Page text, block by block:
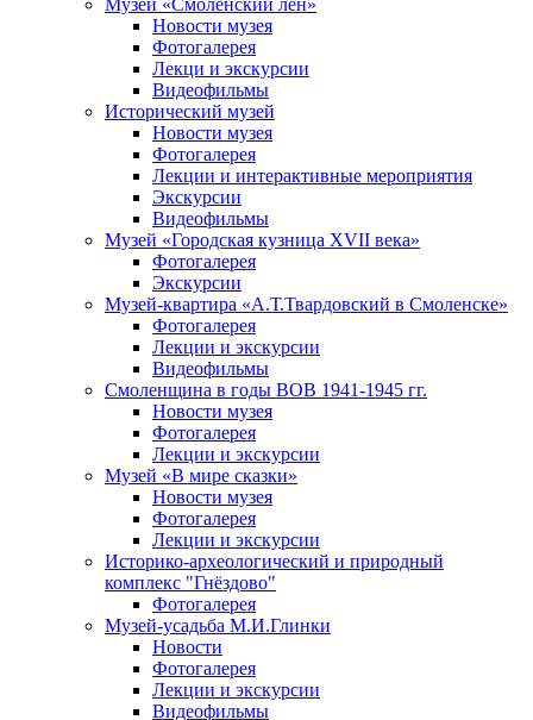
Музей «Смоленский лён»
Новости музея
Фотогалерея
Лекци и экскурсии
Видеофильмы
Исторический музей
Новости музея
Фотогалерея
Лекции и интерактивные мероприятия
Экскурсии
Видеофильмы
Музей «Городская кузница XVII века»
Фотогалерея
Экскурсии
Музей-квартира «А.Т.Твардовский в Смоленске»
Фотогалерея
Лекции и экскурсии
Видеофильмы
Смоленщина в годы ВОВ 1941-1945 гг.
Новости музея
Фотогалерея
Лекции и экскурсии
Музей «В мире сказки»
Новости музея
Фотогалерея
Лекции и экскурсии
Историко-археологический и природный
комплекс "Гнёздово"
Фотогалерея
Музей-усадьба М.И.Глинки
Новости
Фотогалерея
Лекции и экскурсии
Видеофильмы